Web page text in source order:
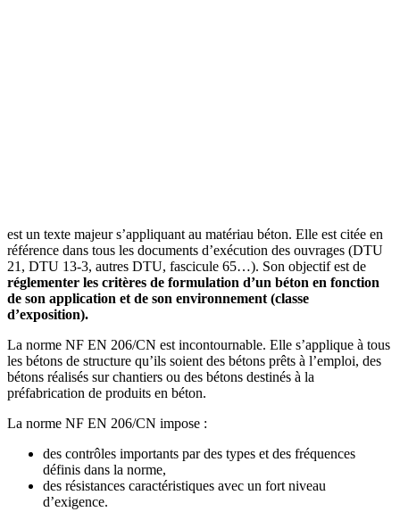
est un texte majeur s’appliquant au matériau béton. Elle est citée en
référence dans tous les documents d’exécution des ouvrages (DTU
21, DTU 13-3, autres DTU, fascicule 65…). Son objectif est de
réglementer les critères de formulation d’un béton en fonction
de son application et de son environnement (classe
d’exposition).
La norme NF EN 206/CN est incontournable. Elle s’applique à tous
les bétons de structure qu’ils soient des bétons prêts à l’emploi, des
bétons réalisés sur chantiers ou des bétons destinés à la
préfabrication de produits en béton.
La norme NF EN 206/CN impose :
des contrôles importants par des types et des fréquences
définis dans la norme,
des résistances caractéristiques avec un fort niveau
d’exigence.